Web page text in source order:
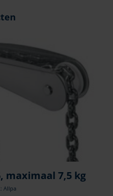
maximaal 7,5 kg
Allpa